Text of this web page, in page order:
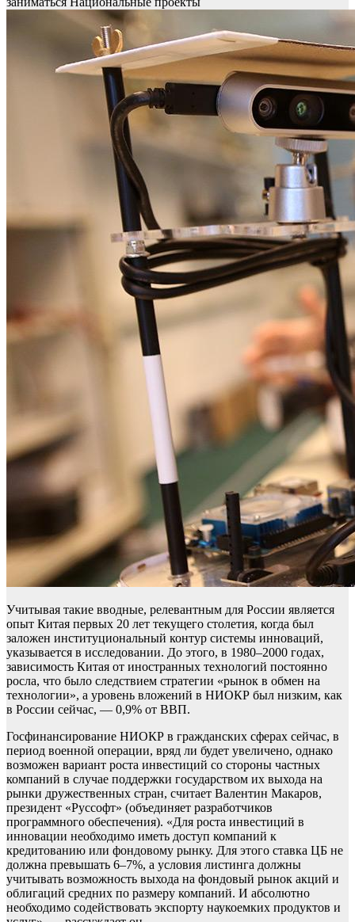
Учитывая такие вводные, релевантным для России является
опыт Китая первых 20 лет текущего столетия, когда был
заложен институциональный контур системы инноваций,
указывается в исследовании. До этого, в 1980–2000 годах,
зависимость Китая от иностранных технологий постоянно
росла, что было следствием стратегии «рынок в обмен на
технологии», а уровень вложений в НИОКР был низким, как
в России сейчас, — 0,9% от ВВП.
Госфинансирование НИОКР в гражданских сферах сейчас, в
период военной операции, вряд ли будет увеличено, однако
возможен вариант роста инвестиций со стороны частных
компаний в случае поддержки государством их выхода на
рынки дружественных стран, считает Валентин Макаров,
президент «Руссофт» (объединяет разработчиков
программного обеспечения). «Для роста инвестиций в
инновации необходимо иметь доступ компаний к
кредитованию или фондовому рынку. Для этого ставка ЦБ не
должна превышать 6–7%, а условия листинга должны
учитывать возможность выхода на фондовый рынок акций и
облигаций средних по размеру компаний. И абсолютно
необходимо содействовать экспорту наукоемких продуктов и